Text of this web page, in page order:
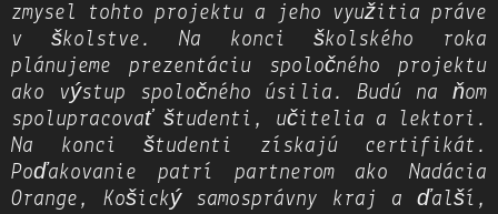
zmysel tohto projektu a jeho využitia práve
v školstve. Na konci školského roka
plánujeme prezentáciu spoločného projektu
ako výstup spoločného úsilia. Budú na ňom
spolupracovať študenti, učitelia a lektori.
Na konci študenti získajú certifikát.
Poďakovanie patrí partnerom ako Nadácia
Orange, Košický samosprávny kraj a ďalší,